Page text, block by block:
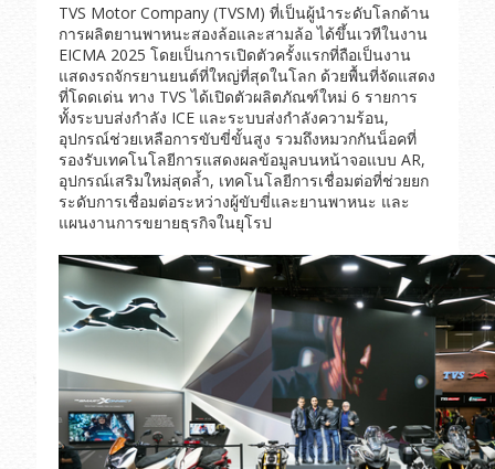
TVS Motor Company (TVSM) ที่เป็นผู้นำระดับโลกด้าน
การผลิตยานพาหนะสองล้อและสามล้อ ได้ขึ้นเวทีในงาน
EICMA 2025 โดยเป็นการเปิดตัวครั้งแรกที่ถือเป็นงาน
แสดงรถจักรยานยนต์ที่ใหญ่ที่สุดในโลก ด้วยพื้นที่จัดแสดง
ที่โดดเด่น ทาง TVS ได้เปิดตัวผลิตภัณฑ์ใหม่ 6 รายการ
ทั้งระบบส่งกำลัง ICE และระบบส่งกำลังความร้อน,
อุปกรณ์ช่วยเหลือการขับขี่ขั้นสูง รวมถึงหมวกกันน็อคที่
รองรับเทคโนโลยีการแสดงผลข้อมูลบนหน้าจอแบบ AR,
อุปกรณ์เสริมใหม่สุดล้ำ, เทคโนโลยีการเชื่อมต่อที่ช่วยยก
ระดับการเชื่อมต่อระหว่างผู้ขับขี่และยานพาหนะ และ
แผนงานการขยายธุรกิจในยุโรป